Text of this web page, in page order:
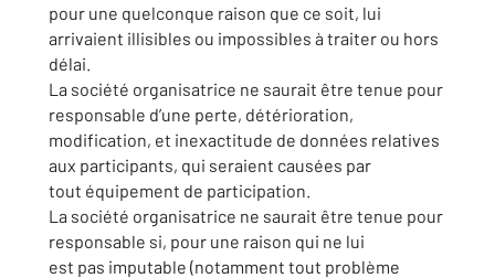
pour une quelconque raison que ce soit, lui
arrivaient illisibles ou impossibles à traiter ou hors
délai.
La société organisatrice ne saurait être tenue pour
responsable d’une perte, détérioration,
modification, et inexactitude de données relatives
aux participants, qui seraient causées par
tout équipement de participation.
La société organisatrice ne saurait être tenue pour
responsable si, pour une raison qui ne lui
est pas imputable (notamment tout problème